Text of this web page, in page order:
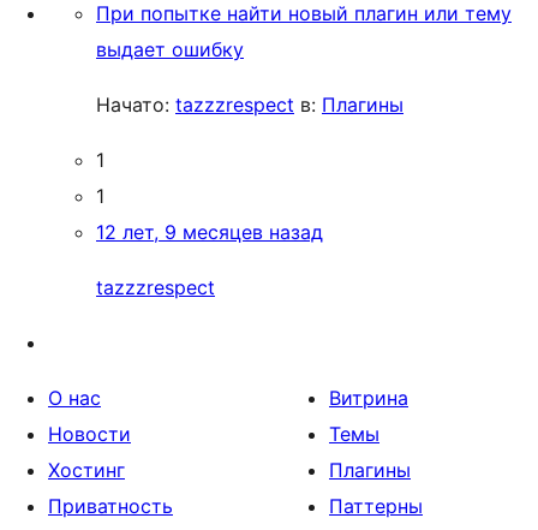
При попытке найти новый плагин или тему
выдает ошибку
Начато: tazzzrespect в: Плагины
1
1
12 лет, 9 месяцев назад
tazzzrespect
О нас
Новости
Хостинг
Приватность
Витрина
Темы
Плагины
Паттерны